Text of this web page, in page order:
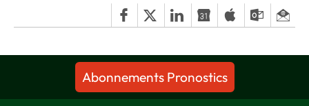
Abonnements Pronostics